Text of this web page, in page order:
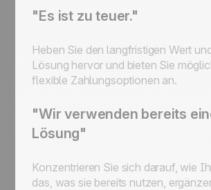
"Es ist zu teuer."
Heben Sie den langfristigen Wert
Lösung hervor und bieten Sie
flexible Zahlungsoptionen an.
"Wir verwenden bereits
Lösung"
Konzentrieren Sie sich darauf, wie
das, was sie bereits nutzen,